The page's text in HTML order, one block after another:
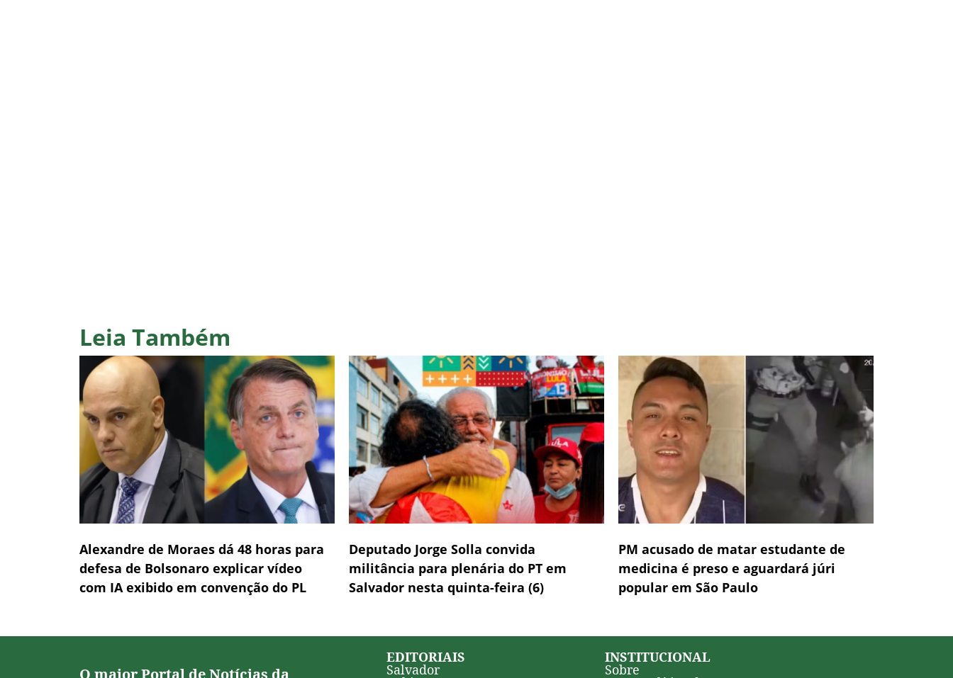
Leia Também
Alexandre de Moraes dá 48 horas para
defesa de Bolsonaro explicar vídeo
com IA exibido em convenção do PL
Deputado Jorge Solla convida
militância para plenária do PT em
Salvador nesta quinta-feira (6)
PM acusado de matar estudante de
medicina é preso e aguardará júri
popular em São Paulo
EDITORIAIS
Salvador
INSTITUCIONAL
Sobre